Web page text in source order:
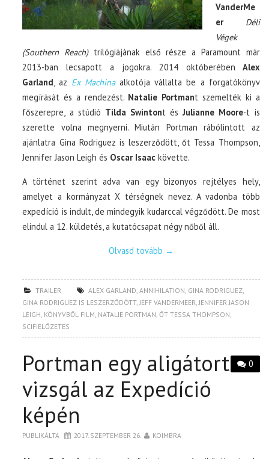
VanderMe
er
Déli
Végek
(Southern Reach)trilógiájának első része a Paramount már
2013-ban lecsapott a jogokra. 2014 októberében Alex
Garland , az Ex Machinaalkotója vállalta be a forgatókönyv
megírását és a rendezést. Natalie Portmant szemelték ki a
főszerepre, a stúdió Tilda Swintont ésJulianne Moore-t is
szerette volna megnyerni. Miután Portman rábólintott az
ajánlatra Gina Rodriguez is leszerződött, őt Tessa Thompson,
Jennifer Jason Leigh és Oscar Isaac követte.
A történet szerint adva van egy bizonyos rejtélyes hely,
amelyet a kormányzat X térségnek nevez. A vadonba több
expedíció is indult, de mindegyik kudarccal végződött. De most
elindul a 12. küldetés, a kutatócsapat négy nőből áll.
Olvasd tovább →
TRAILER ALEX GARLAND ,ANNIHILATION GINA RODRIGUEZ
GINA RODRIGUEZ IS LESZERZŐDÖTT, JEFF VANDERMEER JENNIFER JASON
LEIGH KÖNYVBŐL FILM NATALIE PORTMAN ,ŐT TESSA THOMPSON
SCIFIELŐZETES
0
Portman egy aligátort
vizsgál az Expedíció
képén
PUBLIKÁLTA 2017. SZEPTEMBER 26. KOIMBRA